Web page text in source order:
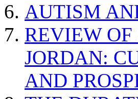
AUTISM
REVIEW
JORDAN:
AND